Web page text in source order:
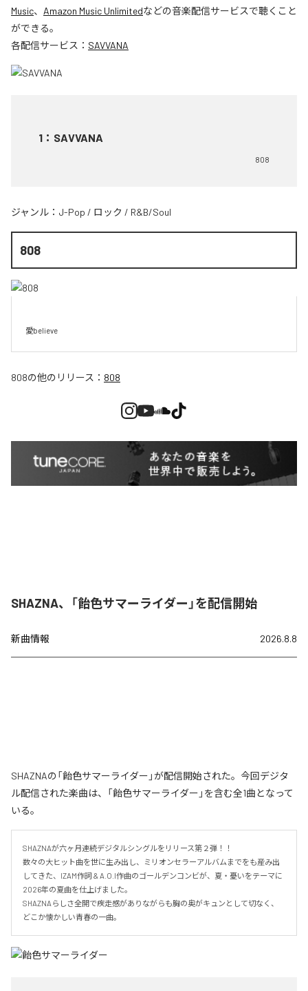
Music、 Amazon Music Unlimitedなどの音楽配信サービスで聴くこと
ができる。
各配信サービス： SAVVANA
1 ： SAVVANA
808
ジャンル： J-Pop / ロック / R&B/Soul
808
愛believe
808の他のリリース： 808
SHAZNA、「飴色サマーライダー」を配信開始
新曲情報 2026.8.8
SHAZNAの「飴色サマーライダー」が配信開始された。今回デジタ
ル配信された楽曲は、「飴色サマーライダー」を含む全1曲となって
いる。
SHAZNAが六ヶ月連続デジタルシングルをリリース第２弾！！
数々の大ヒット曲を世に生み出し、ミリオンセラーアルバムまでをも産み出
してきた、IZAM作詞 & A.O.I作曲のゴールデンコンビが、夏・憂いをテーマに
2026年の夏曲を仕上げました。
SHAZNAらしさ全開で疾走感がありながらも胸の奥がキュンとして切なく、
どこか懐かしい青春の一曲。